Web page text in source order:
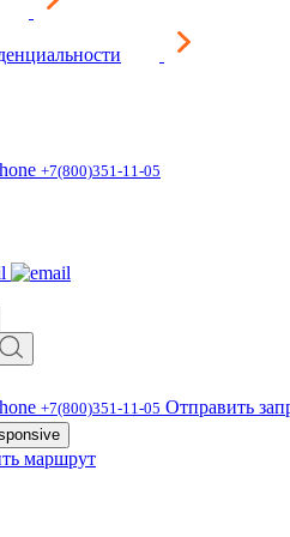
+7(800)351-11-05
+7(800)351-11-05 Отправить
маршрут